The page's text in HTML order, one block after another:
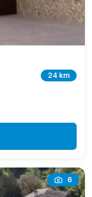
24 km
6